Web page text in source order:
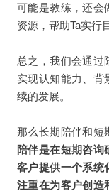
可能是教练，还会
资源，帮助Ta实行
总之，我们会通过
实现认知能力、背
续的发展。
那么长期陪伴和短
陪伴是在短期咨询
客户提供一个系统
注重在为客户创造